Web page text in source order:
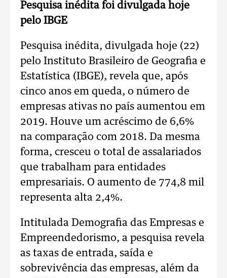
Pesquisa inédita foi divulgada hoje
pelo IBGE
Pesquisa inédita, divulgada hoje (22)
pelo Instituto Brasileiro de Geografia e
Estatística (IBGE), revela que, após
cinco anos em queda, o número de
empresas ativas no país aumentou em
2019. Houve um acréscimo de 6,6%
na comparação com 2018. Da mesma
forma, cresceu o total de assalariados
que trabalham para entidades
empresariais. O aumento de 774,8 mil
representa alta 2,4%.
Intitulada Demografia das Empresas e
Empreendedorismo, a pesquisa revela
as taxas de entrada, saída e
sobrevivência das empresas, além da